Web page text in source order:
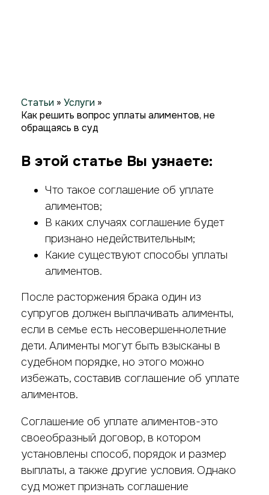
Статьи » Услуги »
Как решить вопрос уплаты алиментов, не
обращаясь в суд
В этой статье Вы узнаете:
Что такое соглашение об уплате
алиментов;
В каких случаях соглашение будет
признано недействительным;
Какие существуют способы уплаты
алиментов.
После расторжения брака один из
супругов должен выплачивать алименты,
если в семье есть несовершеннолетние
дети. Алименты могут быть взысканы в
судебном порядке, но этого можно
избежать, составив соглашение об уплате
алиментов.
Соглашение об уплате алиментов-это
своеобразный договор, в котором
установлены способ, порядок и размер
выплаты, а также другие условия. Однако
суд может признать соглашение